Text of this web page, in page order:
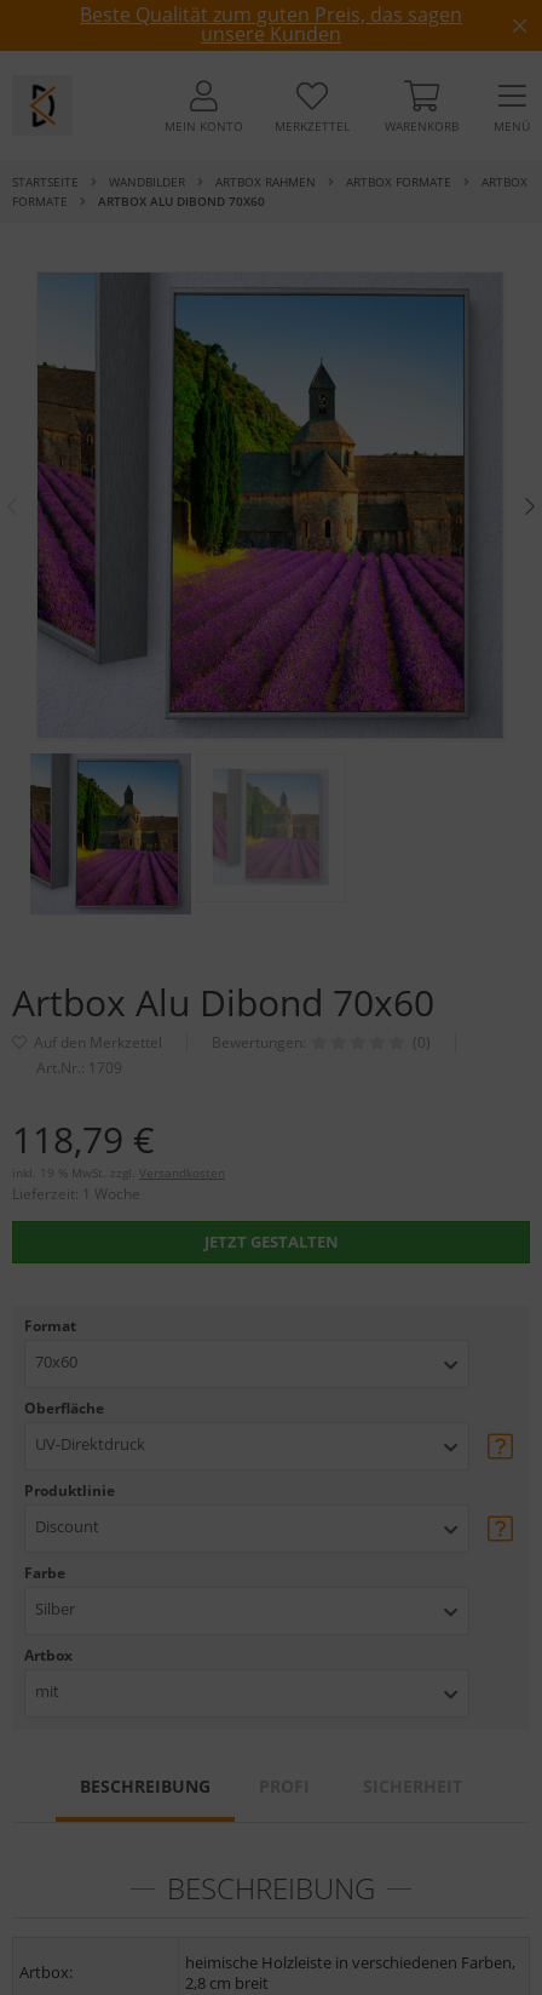
Beste Qualität zum guten Preis, das sagen
unsere Kunden
MEIN KONTO MERKZETTEL WARENKORB MENÜ
STARTSEITE WANDBILDER ARTBOX RAHMEN ARTBOX FORMATE
ARTBOX
FORMATE
ARTBOX ALU DIBOND 70X60
Artbox Alu Dibond 70x60
Bewertungen:
(0)
Art.Nr.: 1709
118,79 €
inkl. 19 % MwSt. zzgl. Versandkosten
Lieferzeit: 1 Woche
JETZT GESTALTEN
Format
70x60
Oberfläche
UV-Direktdruck
Produktlinie
Discount
Farbe
Silber
Artbox
mit
BESCHREIBUNG
BESCHREIBUNG
Artbox:
heimische Holzleiste in verschiedenen Farben,
2,8 cm breit